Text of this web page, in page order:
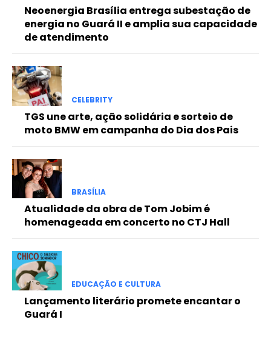
Orci varius natoque dolor
Pro
Full member access:
Etiam est nibh, lobortis sit
Ut mollis pellentesque tortor
Nullam eu erat condimentum
Donec quis est ac felis
Orci varius natoque dolor
Neoenergia Brasília entrega subestação de
energia no Guará II e amplia sua capacidade
de atendimento
CELEBRITY
TGS une arte, ação solidária e sorteio de
moto BMW em campanha do Dia dos Pais
BRASÍLIA
Atualidade da obra de Tom Jobim é
homenageada em concerto no CTJ Hall
EDUCAÇÃO E CULTURA
Lançamento literário promete encantar o
Guará I